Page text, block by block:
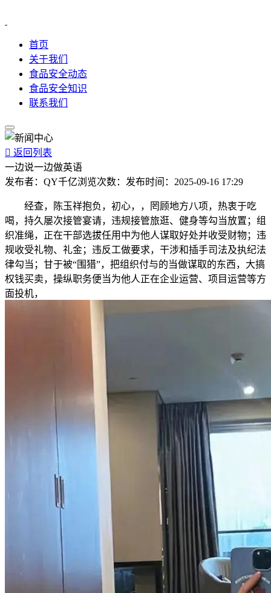
首页
关于我们
食品安全动态
食品安全知识
联系我们
 返回列表
一边说一边做英语
发布者： QY千亿浏览次数： 发布时间： 2025-09-16 17:29
经查，陈玉祥抱负，初心，，罔顾地方八项，热衷于吃
喝，持久屡次接管宴请，违规接管旅逛、健身等勾当放置；组
织准绳，正在干部选拔任用中为他人谋取好处并收受财物；违
规收受礼物、礼金；违反工做要求，干涉和插手司法及执纪法
律勾当；甘于被“围猎”，把组织付与的当做谋取的东西，大搞
权钱买卖，操纵职务便当为他人正在企业运营、项目运营等方
面投机，